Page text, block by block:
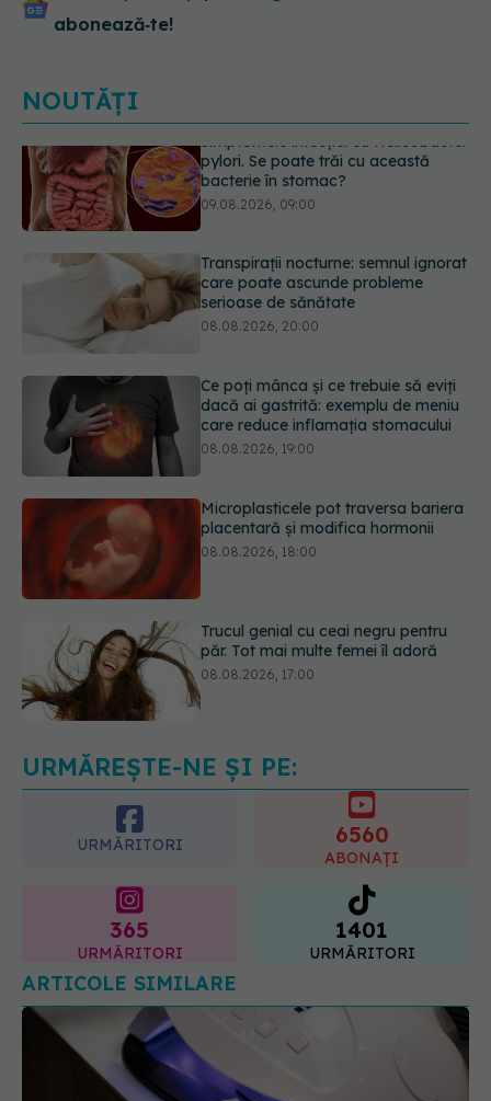
abonează‑te!
NOUTĂȚI
Transpirații nocturne: semnul ignorat
care poate ascunde probleme
serioase de sănătate
Ce poți mânca și ce trebuie să eviți
dacă ai gastrită: exemplu de meniu
care reduce inflamația stomacului
Microplasticele pot traversa bariera
placentară și modifica hormonii
Trucul genial cu ceai negru pentru
păr. Tot mai multe femei îl adoră
Simptomele infecției cu Helicobacter
pylori. Se poate trăi cu această
URMĂREȘTE-NE ȘI PE:
URMĂRITORI 6560
ABONAȚI
365
URMĂRITORI
1401
URMĂRITORI
ARTICOLE SIMILARE